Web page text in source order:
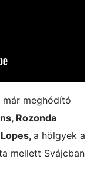
meghódító
Rozonda
a hölgyek a
mellett Svájcban